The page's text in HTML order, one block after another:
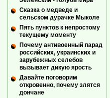
Сказка о медведе и
сельском дурачке Мыколе
Пять пунктов к непростому
текущему моменту
Почему антивоенный парад
российских, украинских и
зарубежных селебов
вызывает дикую ярость
Давайте поговорим
откровенно, почему злятся
дончане